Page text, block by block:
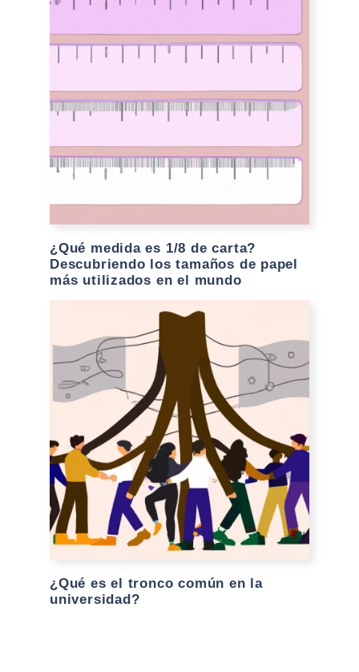
¿Qué medida es 1/8 de carta?
Descubriendo los tamaños de papel
más utilizados en el mundo
¿Qué es el tronco común en la
universidad?